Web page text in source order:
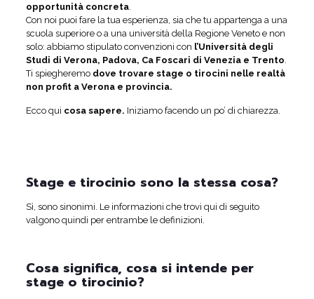
opportunità concreta.
Con noi puoi fare la tua esperienza, sia che tu appartenga a una
scuola superiore o a una università della Regione Veneto e non
solo: abbiamo stipulato convenzioni con l’Università degli
Studi di Verona, Padova, Ca Foscari di Venezia e Trento
Ti spiegheremo dove trovare stage o tirocini nelle realtà
non profit a Verona e provincia.
Ecco qui cosa sapere. Iniziamo facendo un po’ di chiarezza.
Stage e tirocinio sono la stessa cosa?
Sì, sono sinonimi. Le informazioni che trovi qui di seguito
valgono quindi per entrambe le definizioni.
Cosa significa, cosa si intende per
stage o tirocinio?